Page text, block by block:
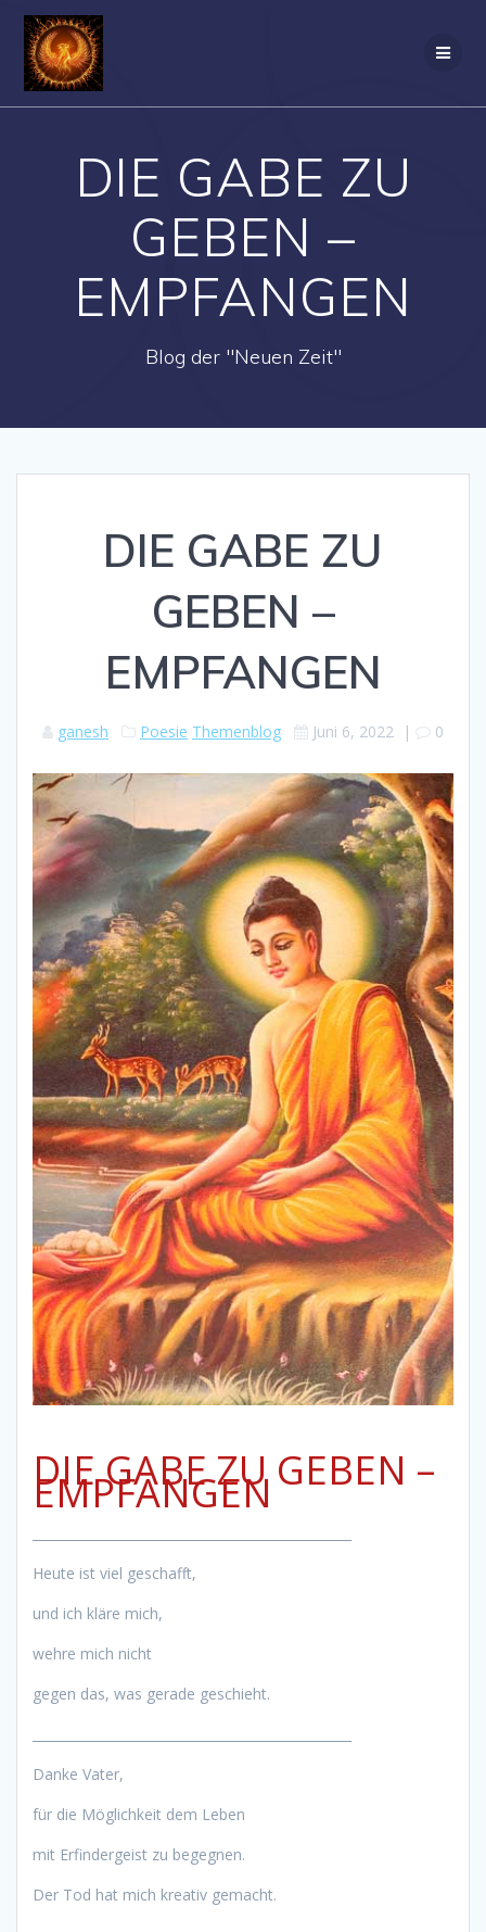
DIE GABE ZU
GEBEN –
EMPFANGEN
Blog der "Neuen Zeit"
DIE GABE ZU
GEBEN –
EMPFANGEN
ganesh Poesie Themenblog Juni 6, 2022 | 0
DIE GABE ZU GEBEN –
EMPFANGEN
Heute ist viel geschafft,
und ich kläre mich,
wehre mich nicht
gegen das, was gerade geschieht.
Danke Vater,
für die Möglichkeit dem Leben
mit Erfindergeist zu begegnen.
Der Tod hat mich kreativ gemacht.